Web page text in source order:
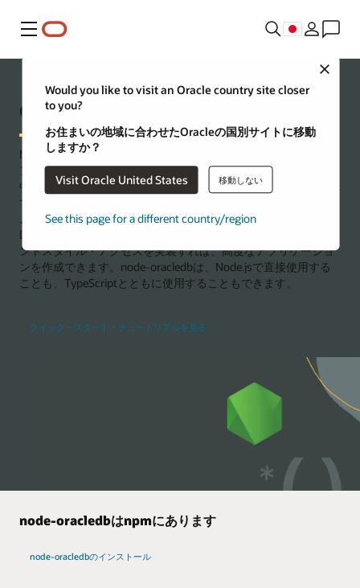
メニュー
Would you like to visit an Oracle country site closer
to you?
お住まいの地域に合わせたOracleの国別サイトに移動
しますか？
Visit Oracle United States 移動しない
See this page for a different country/region
Oracle Node.js Developer Center
Node.js用のnode-oracledbアドオンによって、Oracle Database
アプリケーションのパフォーマンスが向上します。Node.jsは、
中間層およびネットワーキング・アプリケーションをJavaScript
で記述するためのオープン・ソースのクロスプラットフォー
ム・ランタイム環境です。node-oracledbのシンプルなOracle
Database APIを使用してリレーショナル・アクセスやドキュメ
ントスタイル・アクセスを実装すれば、高度なアプリケーショ
ンを作成できます。node-oracledbは、Node.jsで直接使用する
ことも、TypeScriptとともに使用することもできます。
クイック・スタート・チュートリアルを見る
node-oracledbはnpmにあります
node-oracledbのインストール